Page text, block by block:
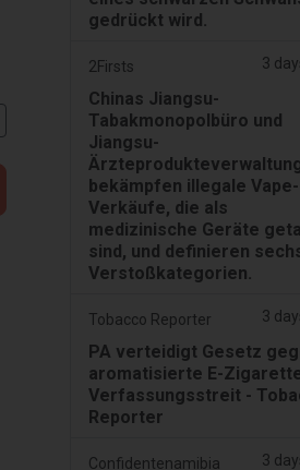
gedrückt wird.
2Firsts 3
Chinas Jiangsu-
Tabakmonopolbüro und
Jiangsu-
bekämpfen illegale Vape-
Verkäufe, die als
medizinische Geräte
sind, und definieren
Verstoßkategorien.
Tobacco Reporter 3
PA verteidigt Gesetz
aromatisierte E-
Verfassungsstreit -
Reporter
Confidentenamibia 3